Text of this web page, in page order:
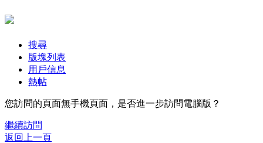
搜尋
版塊列表
用戶信息
熱帖
您訪問的頁面無手機頁面，是否進一步訪問電腦版？
繼續訪問
返回上一頁